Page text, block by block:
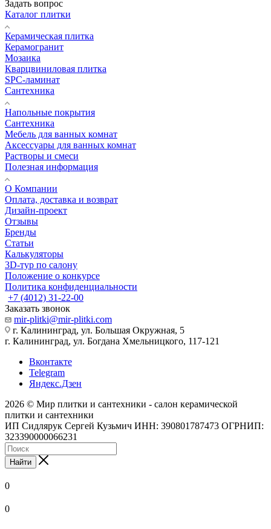
Задать вопрос
Каталог плитки
Керамическая плитка
Керамогранит
Мозаика
Кварцвиниловая плитка
SPC-ламинат
Сантехника
Напольные покрытия
Сантехника
Мебель для ванных комнат
Аксессуары для ванных комнат
Растворы и смеси
Полезная информация
О Компании
Оплата, доставка и возврат
Дизайн-проект
Отзывы
Бренды
Статьи
Калькуляторы
3D-тур по салону
Положение о конкурсе
Политика конфиденциальности
+7 (4012) 31-22-00
Заказать звонок
mir-plitki@mir-plitki.com
г. Калининград, ул. Большая Окружная, 5
г. Калининград, ул. Богдана Хмельницкого, 117-121
Вконтакте
Telegram
Яндекс.Дзен
2026 © Мир плитки и сантехники - салон керамической
плитки и сантехники
ИП Сидлярук Сергей Кузьмич ИНН: 390801787473 ОГРНИП:
323390000066231
Найти
0
0